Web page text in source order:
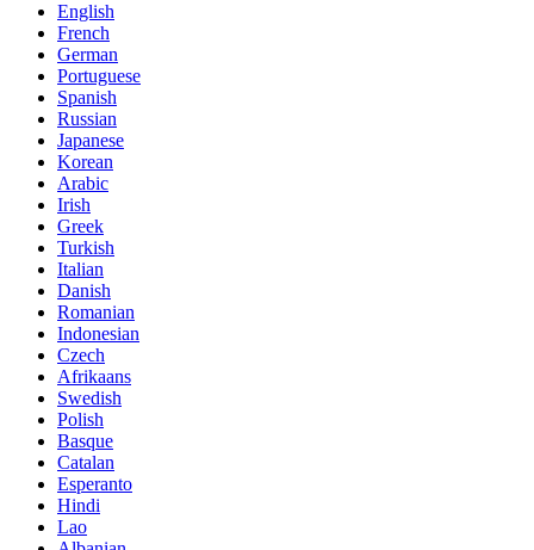
English
French
German
Portuguese
Spanish
Russian
Japanese
Korean
Arabic
Irish
Greek
Turkish
Italian
Danish
Romanian
Indonesian
Czech
Afrikaans
Swedish
Polish
Basque
Catalan
Esperanto
Hindi
Lao